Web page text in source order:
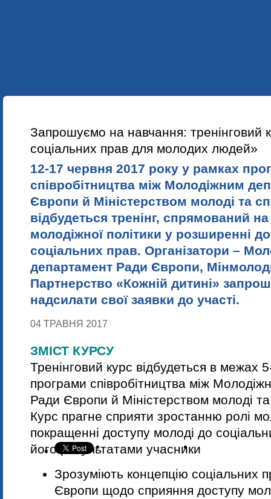
Запрошуємо на навчання: тренінговий
соціальних прав для молодих людей»
12-17 червня 2017 року у рамках
співробітництва між Молодіжним
Європи й Міністерством молоді та
відбудеться тренінг, спрямований
молодіжної політики у розширенні
соціальних прав. Організатори –
департамент Ради Європи,
Партнерство «Кожній дитині»
надсилати свої заявки до участі.
04 ТРАВНЯ 2017
ЗМІСТ КУРСУ
Тренінговий курс відбудеться в межах
програми співробітництва між
Ради Європи й Міністерством молоді
Курс прагне сприяти зростанню ролі
покращенні доступу молоді до
його результатами учасники
Зрозуміють концепцію соціальних
Європи щодо сприяння доступу